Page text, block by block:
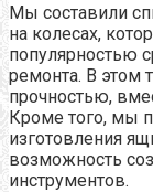
Мы составили
на колесах,
популярностью
ремонта. В этом
прочностью,
Кроме того, мы
изготовления
возможность
инструментов.